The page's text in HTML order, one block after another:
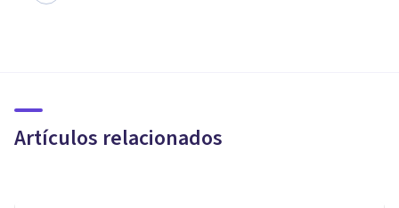
Artículos relacionados
humana